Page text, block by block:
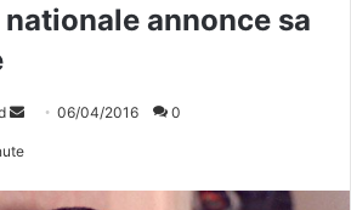
nationale annonce sa
o
06/04/2016 0